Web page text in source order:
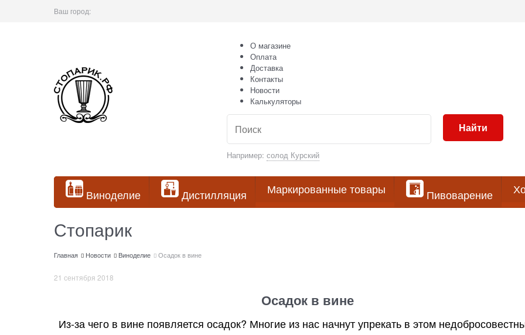
Ваш город:
О магазине
Оплата
Доставка
Контакты
Новости
Калькуляторы
Например: солод Курский
Найти
Виноделие Дистилляция Маркированные товары Пивоварение
Стопарик
Главная Новости Виноделие Осадок в вине
21 сентября 2018
Осадок в вине
Из-за чего в вине появляется осадок? Многие из нас начнут упрекать в этом